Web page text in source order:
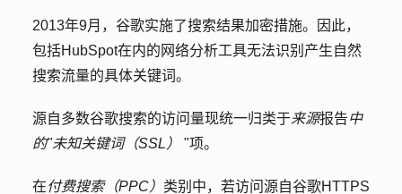
2013年9月，谷歌实施了搜索结果加密措施。因此，
包括HubSpot在内的网络分析工具无法识别产生自然
搜索流量的具体关键词。
源自多数谷歌搜索的访问量现统一归类于来源报告中
的"未知关键词（SSL） "项。
在付费搜索（PPC） 类别中，若访问源自谷歌HTTPS